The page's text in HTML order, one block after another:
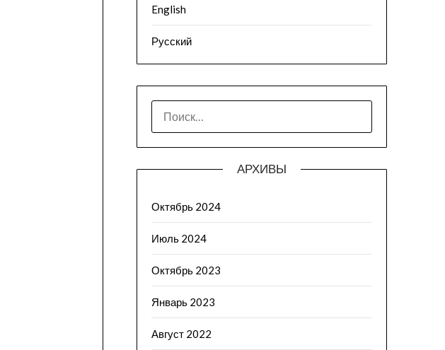
English
Русский
АРХИВЫ
Октябрь 2024
Июль 2024
Октябрь 2023
Январь 2023
Август 2022